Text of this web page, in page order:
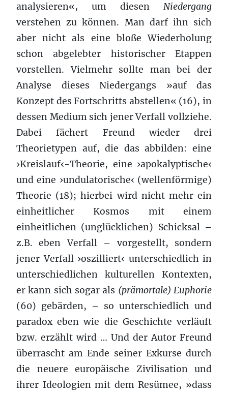
analysieren«, um diesen Niedergang
verstehen zu können. Man darf ihn sich
aber nicht als eine bloße Wiederholung
schon abgelebter historischer Etappen
vorstellen. Vielmehr sollte man bei der
Analyse dieses Niedergangs »auf das
Konzept des Fortschritts abstellen« (16), in
dessen Medium sich jener Verfall vollziehe.
Dabei fächert Freund wieder drei
Theorietypen auf, die das abbilden: eine
›Kreislauf‹-Theorie, eine ›apokalyptische‹
und eine ›undulatorische‹ (wellenförmige)
Theorie (18); hierbei wird nicht mehr ein
einheitlicher Kosmos mit einem
einheitlichen (unglücklichen) Schicksal –
z.B. eben Verfall – vorgestellt, sondern
jener Verfall ›oszilliert‹ unterschiedlich in
unterschiedlichen kulturellen Kontexten,
er kann sich sogar als (prämortale) Euphorie
(60) gebärden, – so unterschiedlich und
paradox eben wie die Geschichte verläuft
bzw. erzählt wird … Und der Autor Freund
überrascht am Ende seiner Exkurse durch
die neuere europäische Zivilisation und
ihrer Ideologien mit dem Resümee, »dass